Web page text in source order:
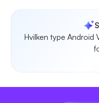
Hvilken type Android